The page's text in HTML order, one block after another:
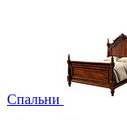
Спальни